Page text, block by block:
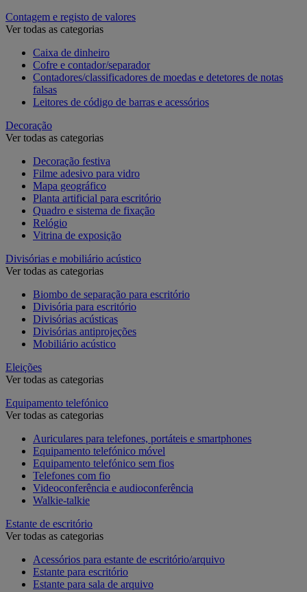
Contagem e registo de valores
Ver todas as categorias
Caixa de dinheiro
Cofre e contador/separador
Contadores/classificadores de moedas e detetores de notas
falsas
Leitores de código de barras e acessórios
Decoração
Ver todas as categorias
Decoração festiva
Filme adesivo para vidro
Mapa geográfico
Planta artificial para escritório
Quadro e sistema de fixação
Relógio
Vitrina de exposição
Divisórias e mobiliário acústico
Ver todas as categorias
Biombo de separação para escritório
Divisória para escritório
Divisórias acústicas
Divisórias antiprojeções
Mobiliário acústico
Eleições
Ver todas as categorias
Equipamento telefónico
Ver todas as categorias
Auriculares para telefones, portáteis e smartphones
Equipamento telefónico móvel
Equipamento telefónico sem fios
Telefones com fio
Videoconferência e audioconferência
Walkie-talkie
Estante de escritório
Ver todas as categorias
Acessórios para estante de escritório/arquivo
Estante para escritório
Estante para sala de arquivo